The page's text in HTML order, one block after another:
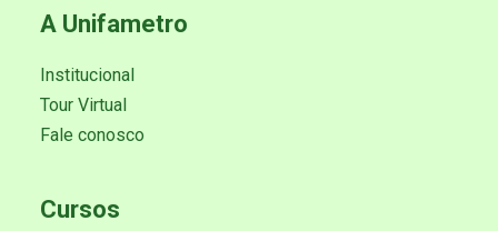
A Unifametro
Institucional
Tour Virtual
Fale conosco
Cursos